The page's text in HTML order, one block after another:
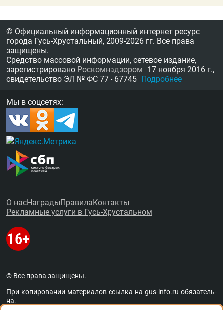
© Официальный информационный интернет ресурс
города Гусь-Хрустальный, 2009-2026 гг. Все права
защищены.
Средство массовой информации, сетевое издание,
зарегистрировано Роскомнадзором 17 ноября 2016 г.,
свидетельство ЭЛ № ФС 77 - 67745 Подробнее
Мы в соцсетях:
О насНаграды Правила Контакты
Рекламные услуги в Гусь-Хрустальном
© Все права защищены.
При копировании материалов ссыл­ка наgus-info.ru обя­за­тель­
на.